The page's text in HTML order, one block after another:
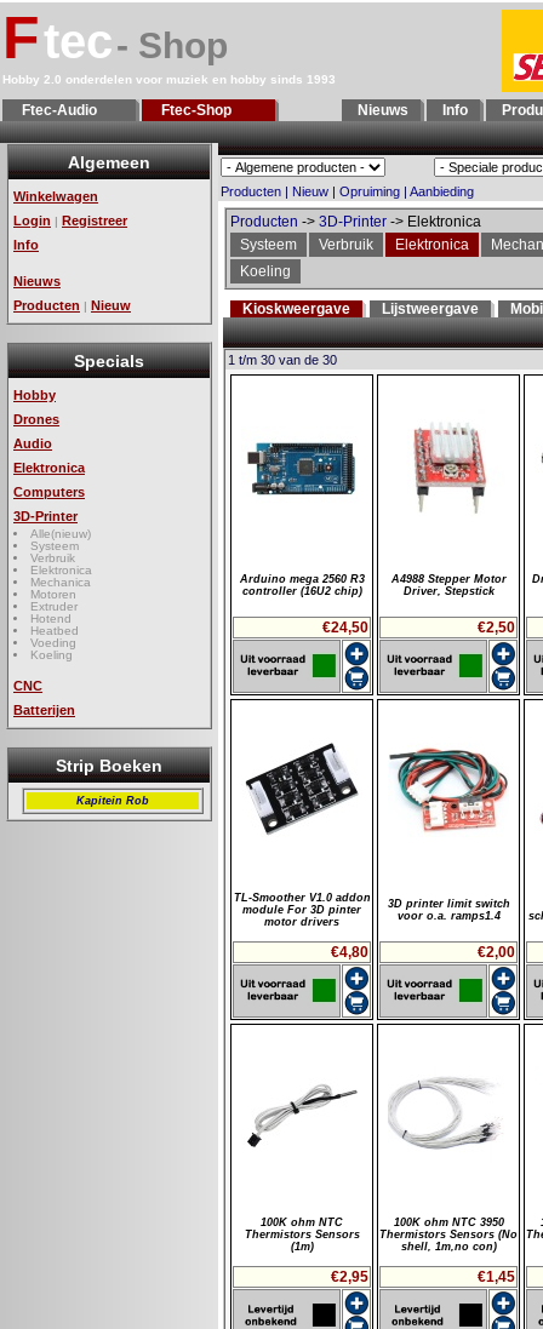
Ftec- Shop
Hobby 2.0 onderdelen voor muziek en hobby sinds 1993
Ftec-Audio Ftec-Shop Nieuws Info
Algemeen
Winkelwagen
Login | Registreer
Info
Nieuws
Producten | Nieuw
Specials
Hobby
Drones
Audio
Elektronica
Computers
3D-Printer
Alle(nieuw)
Systeem
Verbruik
Elektronica
Mechanica
Motoren
Extruder
Hotend
Heatbed
Voeding
Koeling
CNC
Batterijen
Strip Boeken
Kapitein Rob
Producten | Nieuw | Opruiming | Aanbieding
Producten -> 3D-Printer -> Elektronica
Systeem
Verbruik Elektronica
Koeling
Kioskweergave Lijstweergave
1 t/m 30 van de 30
Arduino mega 2560 R3
controller (16U2 chip)
€24,50
A4988 Stepper Motor
Driver, Stepstick
€2,50
TL-Smoother V1.0 addon
module For 3D pinter
motor drivers
€4,80
3D printer limit switch
voor o.a. ramps1.4
€2,00
100K ohm NTC
Thermistors Sensors
(1m)
€2,95
100K ohm NTC 3950
Thermistors Sensors (No
shell, 1m,no con)
€1,45